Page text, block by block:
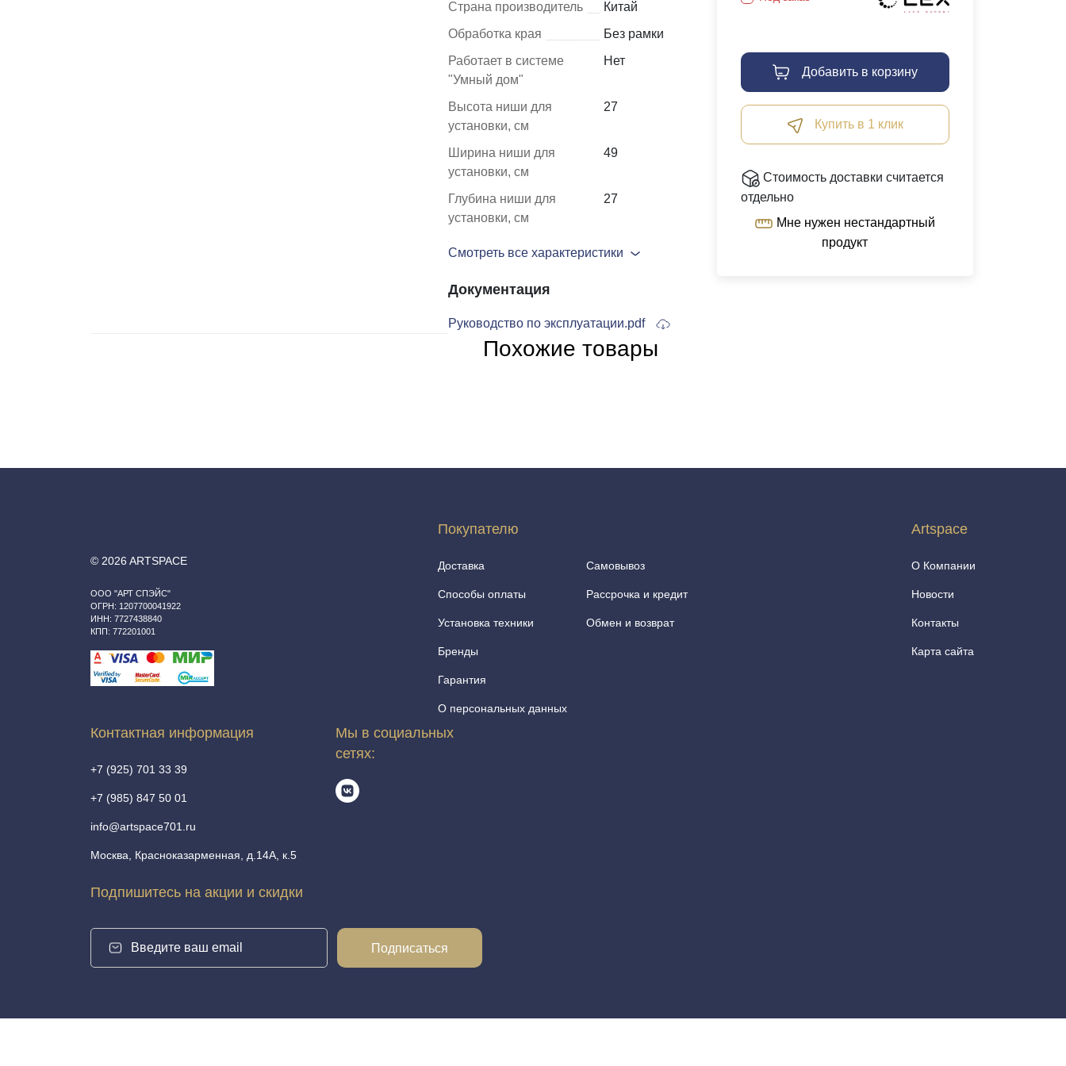
стеллажи
Шкафы
Стеллажи
гостиной
Страна производитель
Китай
Обработка края
Без рамки
Работает в системе
"Умный дом"
Нет
Высота ниши для
установки, см
27
Ширина ниши для
установки, см
49
Глубина ниши для
установки, см
27
Смотреть все характеристики
Документация
Руководство по эксплуатации.pdf
Добавить в корзину
Купить в 1 клик
Стоимость доставки считается
отдельно
продукт
Похожие товары
© 2026 ARTSPACE
ООО "АРТ СПЭЙС"
ОГРН: 1207700041922
ИНН: 7727438840
КПП: 772201001
Покупателю
Доставка
Способы оплаты
Установка техники
Бренды
Гарантия
О персональных данных
Самовывоз
Рассрочка и кредит
Обмен и возврат
Artspace
О Компании
Новости
Контакты
Карта сайта
Контактная информация
+7 (925) 701 33 39
+7 (985) 847 50 01
info@artspace701.ru
Москва, Красноказарменная, д.14А, к.5
Мы в социальных
сетях:
Подпишитесь на акции и скидки
Подписаться